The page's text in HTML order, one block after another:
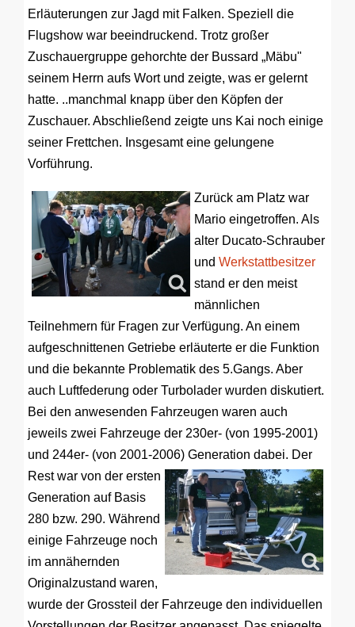
Erläuterungen zur Jagd mit Falken. Speziell die
Flugshow war beeindruckend. Trotz großer
Zuschauergruppe gehorchte der Bussard „Mäbu"
seinem Herrn aufs Wort und zeigte, was er gelernt
hatte. ..manchmal knapp über den Köpfen der
Zuschauer. Abschließend zeigte uns Kai noch einige
seiner Frettchen. Insgesamt eine gelungene
Vorführung.
Zurück am Platz war
Mario eingetroffen. Als
alter Ducato-Schrauber
und Werkstattbesitzer
stand er den meist
männlichen
Teilnehmern für Fragen zur Verfügung. An einem
aufgeschnittenen Getriebe erläuterte er die Funktion
und die bekannte Problematik des 5.Gangs. Aber
auch Luftfederung oder Turbolader wurden diskutiert.
Bei den anwesenden Fahrzeugen waren auch
jeweils zwei Fahrzeuge der 230er- (von 1995-2001)
und 244er- (von 2001-2006) Generation dabei. Der
Rest war von der ersten
Generation auf Basis
280 bzw. 290. Während
einige Fahrzeuge noch
im annähernden
Originalzustand waren,
wurde der Grossteil der Fahrzeuge den individuellen